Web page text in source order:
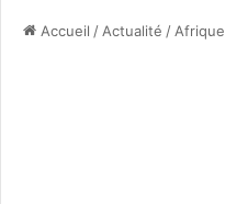
Accueil / Actualité / Afrique